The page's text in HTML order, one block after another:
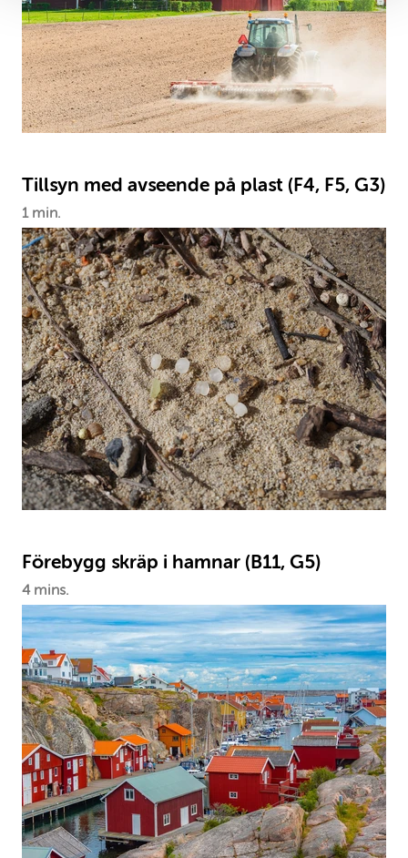
Tillsyn med avseende på plast (F4, F5, G3)
1 min.
Förebygg skräp i hamnar (B11, G5)
4 mins.